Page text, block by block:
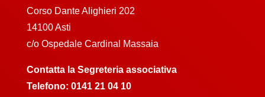
Corso Dante Alighieri 202
14100 Asti
c/o Ospedale Cardinal Massaia
Contatta la Segreteria associativa
Telefono: 0141 21 04 10